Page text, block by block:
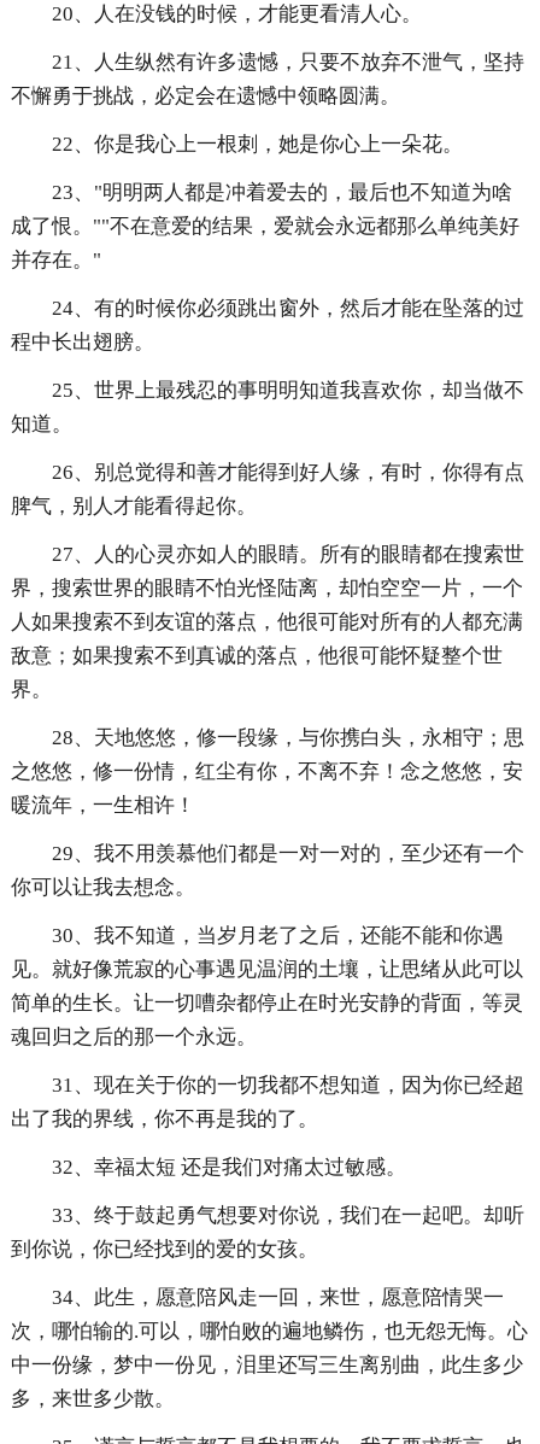
20、人在没钱的时候，才能更看清人心。
21、人生纵然有许多遗憾，只要不放弃不泄气，坚持
不懈勇于挑战，必定会在遗憾中领略圆满。
22、你是我心上一根刺，她是你心上一朵花。
23、"明明两人都是冲着爱去的，最后也不知道为啥
成了恨。""不在意爱的结果，爱就会永远都那么单纯美好
并存在。"
24、有的时候你必须跳出窗外，然后才能在坠落的过
程中长出翅膀。
25、世界上最残忍的事明明知道我喜欢你，却当做不
知道。
26、别总觉得和善才能得到好人缘，有时，你得有点
脾气，别人才能看得起你。
27、人的心灵亦如人的眼睛。所有的眼睛都在搜索世
界，搜索世界的眼睛不怕光怪陆离，却怕空空一片，一个
人如果搜索不到友谊的落点，他很可能对所有的人都充满
敌意；如果搜索不到真诚的落点，他很可能怀疑整个世
界。
28、天地悠悠，修一段缘，与你携白头，永相守；思
之悠悠，修一份情，红尘有你，不离不弃！念之悠悠，安
暖流年，一生相许！
29、我不用羡慕他们都是一对一对的，至少还有一个
你可以让我去想念。
30、我不知道，当岁月老了之后，还能不能和你遇
见。就好像荒寂的心事遇见温润的土壤，让思绪从此可以
简单的生长。让一切嘈杂都停止在时光安静的背面，等灵
魂回归之后的那一个永远。
31、现在关于你的一切我都不想知道，因为你已经超
出了我的界线，你不再是我的了。
32、幸福太短 还是我们对痛太过敏感。
33、终于鼓起勇气想要对你说，我们在一起吧。却听
到你说，你已经找到的爱的女孩。
34、此生，愿意陪风走一回，来世，愿意陪情哭一
次，哪怕输的.可以，哪怕败的遍地鳞伤，也无怨无悔。心
中一份缘，梦中一份见，泪里还写三生离别曲，此生多少
多，来世多少散。